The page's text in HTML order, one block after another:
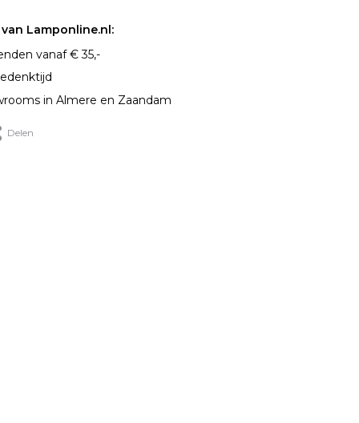
Lamponline.nl:
vanaf € 35,-
in Almere en Zaandam
Delen